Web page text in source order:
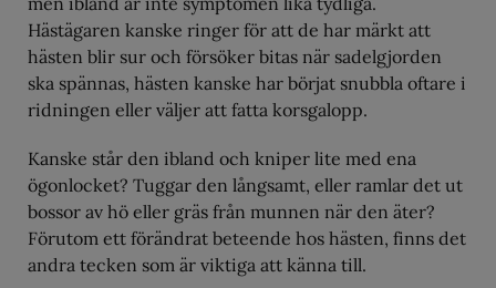
Hästägaren kanske ringer för att de har märkt att
hästen blir sur och försöker bitas när sadelgjorden
ska spännas, hästen kanske har börjat snubbla oftare i
ridningen eller väljer att fatta korsgalopp.
Kanske står den ibland och kniper lite med ena
ögonlocket? Tuggar den långsamt, eller ramlar det ut
bossor av hö eller gräs från munnen när den äter?
Förutom ett förändrat beteende hos hästen, finns det
andra tecken som är viktiga att känna till.